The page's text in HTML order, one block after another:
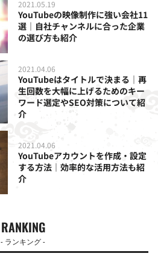
2021.05.19
YouTubeの映像制作に強い会社11
選｜自社チャンネルに合った企業
の選び方も紹介
2021.04.06
YouTubeはタイトルで決まる｜再
生回数を大幅に上げるためのキー
ワード選定やSEO対策について紹
介
2021.04.06
YouTubeアカウントを作成・設定
する方法｜効率的な活用方法も紹
介
RANKING
- ランキング -